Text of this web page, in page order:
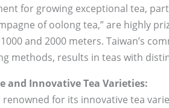
for growing exceptional tea,
of oolong tea,” are highly
and 2000 meters. Taiwan’s
methods, results in teas with
and Innovative Tea Varieties:
renowned for its innovative tea